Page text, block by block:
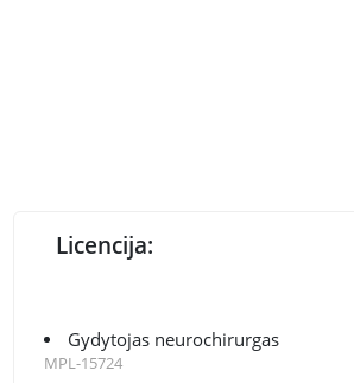
Licencija:
Gydytojas neurochirurgas
MPL-15724